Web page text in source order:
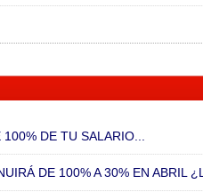
DE TU SALARIO...
DE 100% A 30% EN ABRIL